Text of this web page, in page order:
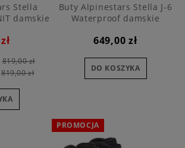
Stella
damskie
819,00 zł
819,00 zł
Buty Alpinestars Stella J-6
Waterproof damskie
649,00 zł
DO KOSZYKA
PROMOCJA